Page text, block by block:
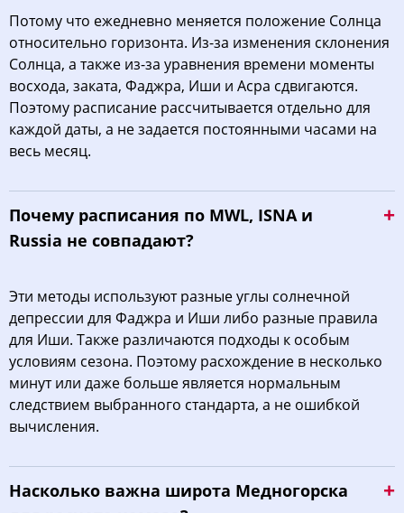
Потому что ежедневно меняется положение Солнца
относительно горизонта. Из-за изменения склонения
Солнца, а также из-за уравнения времени моменты
восхода, заката, Фаджра, Иши и Асра сдвигаются.
Поэтому расписание рассчитывается отдельно для
каждой даты, а не задается постоянными часами на
весь месяц.
Почему расписания по MWL, ISNA и
Russia не совпадают?
Эти методы используют разные углы солнечной
депрессии для Фаджра и Иши либо разные правила
для Иши. Также различаются подходы к особым
условиям сезона. Поэтому расхождение в несколько
минут или даже больше является нормальным
следствием выбранного стандарта, а не ошибкой
вычисления.
Насколько важна широта Медногорска